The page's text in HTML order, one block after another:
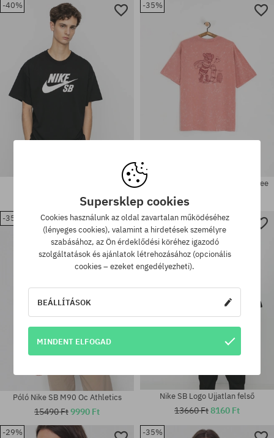
Elérhető méretek:
S; M; L; XL; XXL
S; M; L; XL; XXL
Elérhető méretek:
Elérhető méretek:
S
-40%
8160 Ft
-35%
Póló Nike SB M90 Oc Western Bee
15490 Ft
-35%
Póló Nike SB M90 Oc Athletics
15490 Ft9990 Ft
-40%
Nike SB Logo Ujjatlan felső
13660 Ft8160 Ft
-29% -35%
Supersklep cookies
Cookies használunk az oldal zavartalan működéséhez
(lényeges cookies), valamint a hirdetések személyre
szabásához, az Ön érdeklődési köréhez igazodó
szolgáltatások és ajánlatok létrehozásához (opcionális
cookies – ezeket engedélyezheti).
BEÁLLÍTÁSOK
MINDENT ELFOGAD